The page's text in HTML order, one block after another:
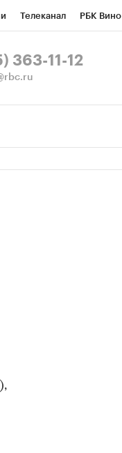
Телеканал РБК Вино
363-11-12